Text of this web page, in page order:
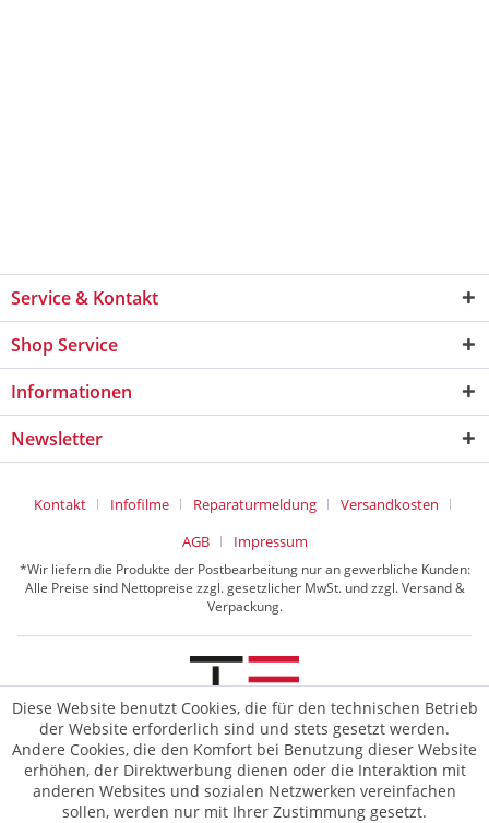
Service & Kontakt
Shop Service
Informationen
Newsletter
Kontakt Infofilme Reparaturmeldung
Versandkosten
AGB
Impressum
*Wir liefern die Produkte der Postbearbeitung nur an gewerbliche Kunden:
Alle Preise sind Nettopreise zzgl. gesetzlicher MwSt. und zzgl. Versand &
Verpackung.
© 2026 TE Postline GmbH
Diese Website benutzt Cookies, die für den technischen Betrieb
der Website erforderlich sind und stets gesetzt werden.
Andere Cookies, die den Komfort bei Benutzung dieser Website
erhöhen, der Direktwerbung dienen oder die Interaktion mit
anderen Websites und sozialen Netzwerken vereinfachen
sollen, werden nur mit Ihrer Zustimmung gesetzt.